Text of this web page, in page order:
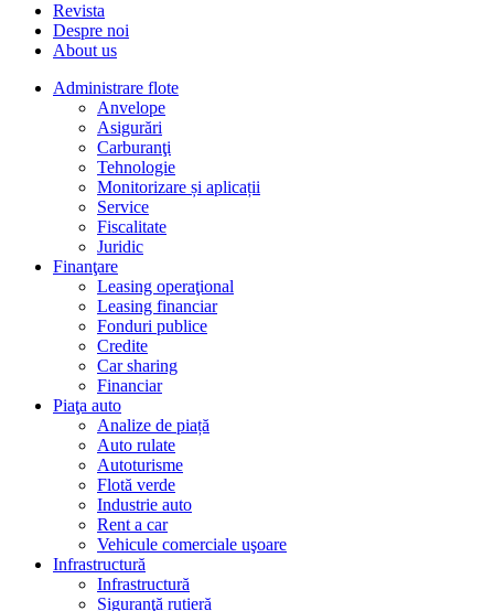
Revista
Despre noi
About us
Administrare flote
Anvelope
Asigurări
Carburanţi
Tehnologie
Monitorizare și aplicații
Service
Fiscalitate
Juridic
Finanţare
Leasing operaţional
Leasing financiar
Fonduri publice
Credite
Car sharing
Financiar
Piaţa auto
Analize de piață
Auto rulate
Autoturisme
Flotă verde
Industrie auto
Rent a car
Vehicule comerciale uşoare
Infrastructură
Infrastructură
Siguranţă rutieră